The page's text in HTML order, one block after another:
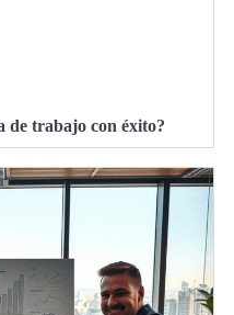
de trabajo con éxito?